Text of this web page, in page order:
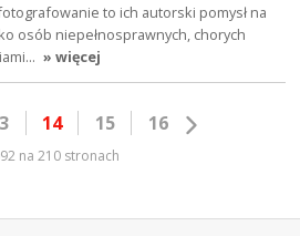
to ich autorski pomysł na
osób niepełnosprawnych, chorych
» więcej
14 15 16
na 210 stronach